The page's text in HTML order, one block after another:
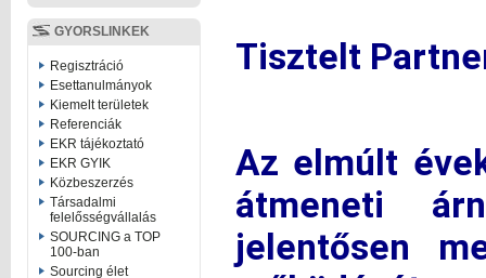
GYORSLINKEK
Regisztráció
Esettanulmányok
Kiemelt területek
Referenciák
EKR tájékoztató
EKR GYIK
Közbeszerzés
Társadalmi
felelősségvállalás
SOURCING a TOP
100-ban
Sourcing élet
Tisztelt
Az elmúlt
átmeneti
jelentősen